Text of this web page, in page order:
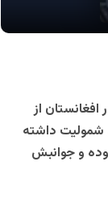
افغانستان از
شمولیت داشته
و جوانبش